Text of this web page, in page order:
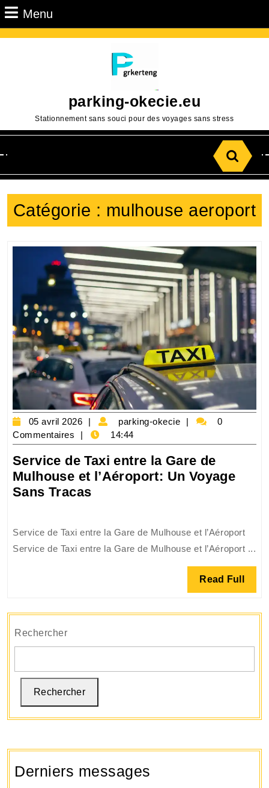
Passer
au
Menu
parking-okecie.eu
Stationnement sans souci pour des voyages sans stress
for:
Catégorie : mulhouse aeroport
05 avril 2026
05
avril
2026
parking-okecie
parking-
0
Commentaires
14:44
Service de Taxi entre la Gare de
Mulhouse et l’Aéroport: Un Voyage
Sans TracasService
entre
la
et
Un
Sans
Service de Taxi entre la Gare de Mulhouse et l’Aéroport
Service de Taxi entre la Gare de Mulhouse et l’Aéroport ...
Read Full Read
Full
Rechercher
Rechercher
Derniers messages